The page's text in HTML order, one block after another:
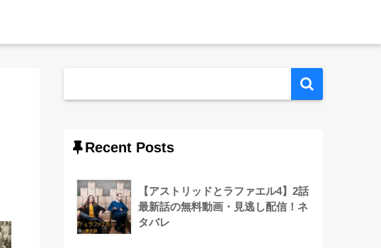
Recent Posts
【アストリッドとラファエル4】2話
最新話の無料動画・見逃し配信！ネ
タバレ